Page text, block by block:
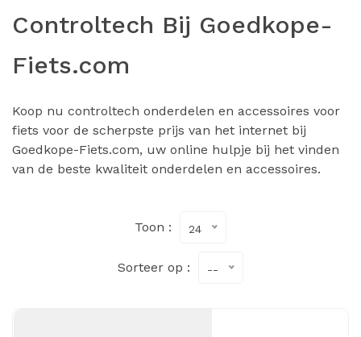
Controltech Bij Goedkope-
Fiets.com
Koop nu controltech onderdelen en accessoires voor
fiets voor de scherpste prijs van het internet bij
Goedkope-Fiets.com, uw online hulpje bij het vinden
van de beste kwaliteit onderdelen en accessoires.
Toon : 24
Sorteer op : --